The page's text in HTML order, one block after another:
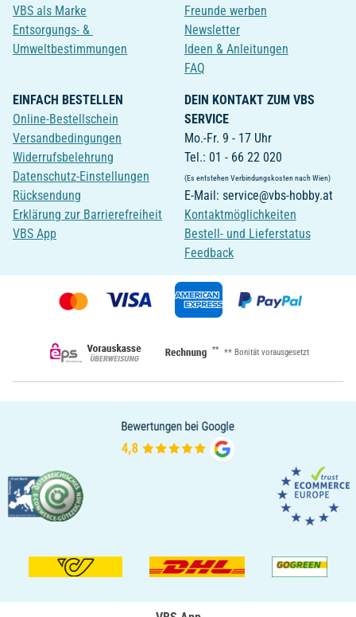
VBS als Marke
Entsorgungs- &
Umweltbestimmungen
Freunde werben
Newsletter
Ideen & Anleitungen
FAQ
EINFACH BESTELLEN
Online-Bestellschein
Versandbedingungen
Widerrufsbelehrung
Datenschutz-Einstellungen
Rücksendung
Erklärung zur Barrierefreiheit
VBS App
DEIN KONTAKT ZUM VBS
SERVICE
Mo.-Fr. 9 - 17 Uhr
Tel.: 01 - 66 22 020
(Es entstehen Verbindungskosten nach Wien)
E-Mail: service@vbs-hobby.at
Kontaktmöglichkeiten
Bestell- und Lieferstatus
Feedback
** ** Bonität vorausgesetzt